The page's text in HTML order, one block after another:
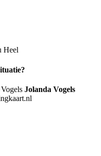
Heel
Jolanda Vogels